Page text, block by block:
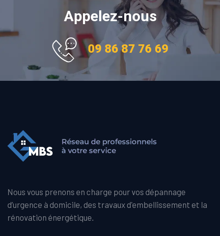
Appelez-nous
09 86 87 76 69
Nous vous prenons en charge pour vos dépannage
d’urgence à domicile, des travaux d'embellissement et la
rénovation énergétique.